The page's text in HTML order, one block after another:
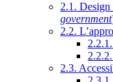
2.1. Design
government
2.2.
2.3.